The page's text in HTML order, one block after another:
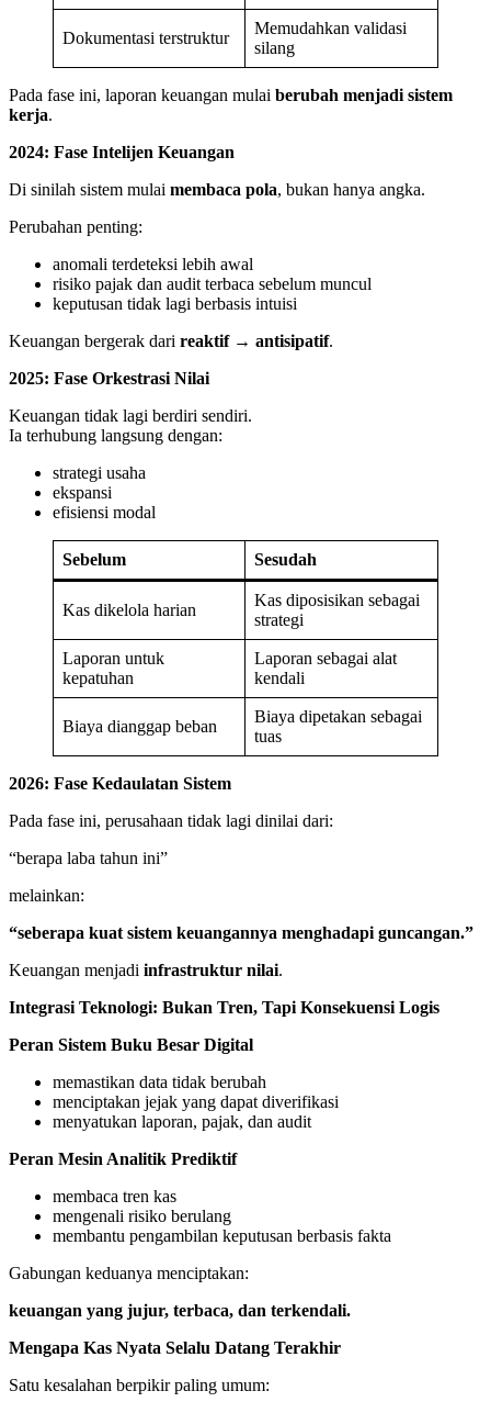
Dokumentasi terstruktur
Memudahkan validasi
silang
Pada fase ini, laporan keuangan mulai berubah menjadi sistem
kerja.
2024: Fase Intelijen Keuangan
Di sinilah sistem mulai membaca pola, bukan hanya angka.
Perubahan penting:
anomali terdeteksi lebih awal
risiko pajak dan audit terbaca sebelum muncul
keputusan tidak lagi berbasis intuisi
Keuangan bergerak dari reaktif → antisipatif.
2025: Fase Orkestrasi Nilai
Keuangan tidak lagi berdiri sendiri.
Ia terhubung langsung dengan:
strategi usaha
ekspansi
efisiensi modal
Sebelum Sesudah
Kas dikelola harian
Kas diposisikan sebagai
strategi
Laporan untuk
kepatuhan
Laporan sebagai alat
kendali
Biaya dianggap beban
Biaya dipetakan sebagai
tuas
2026: Fase Kedaulatan Sistem
Pada fase ini, perusahaan tidak lagi dinilai dari:
“berapa laba tahun ini”
melainkan:
“seberapa kuat sistem keuangannya menghadapi guncangan.”
Keuangan menjadi infrastruktur nilai.
Integrasi Teknologi: Bukan Tren, Tapi Konsekuensi Logis
Peran Sistem Buku Besar Digital
memastikan data tidak berubah
menciptakan jejak yang dapat diverifikasi
menyatukan laporan, pajak, dan audit
Peran Mesin Analitik Prediktif
membaca tren kas
mengenali risiko berulang
membantu pengambilan keputusan berbasis fakta
Gabungan keduanya menciptakan:
keuangan yang jujur, terbaca, dan terkendali.
Mengapa Kas Nyata Selalu Datang Terakhir
Satu kesalahan berpikir paling umum: